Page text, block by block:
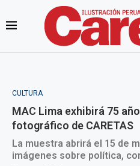
CULTURA
MAC Lima exhibirá 75
fotográfico de CARETAS
La muestra abrirá el 15 de
imágenes sobre política,